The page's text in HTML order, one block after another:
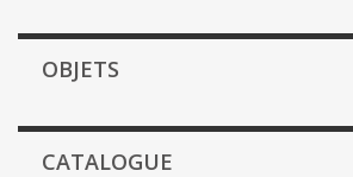
OBJETS
CATALOGUE